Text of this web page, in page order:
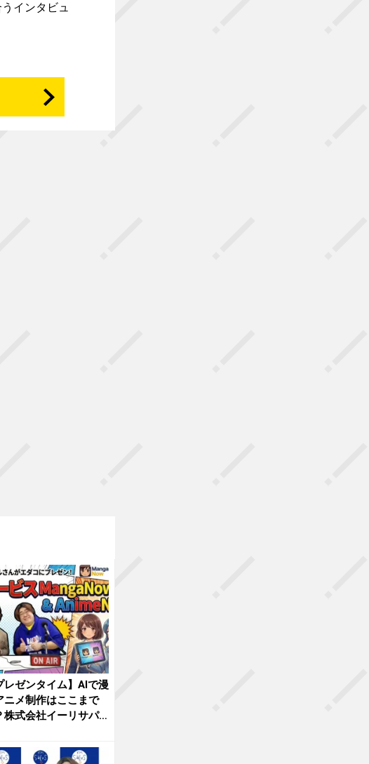
インタビュ
レゼンタイム】AIで漫
ニメ制作はここまで
株式会社イーリサパ